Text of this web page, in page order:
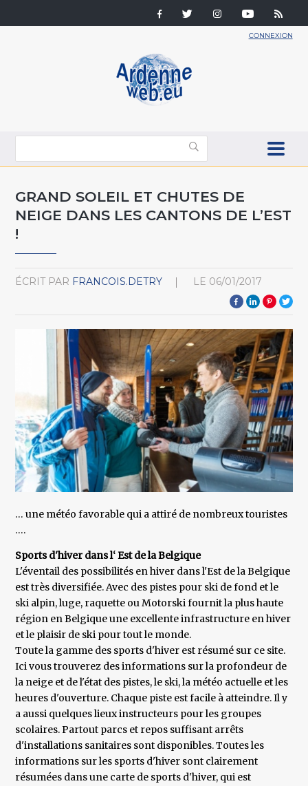
CONNEXION
GRAND SOLEIL ET CHUTES DE
NEIGE DANS LES CANTONS DE L’EST
!
ÉCRIT PAR FRANCOIS.DETRY LE 06/01/2017
… une météo favorable qui a attiré de nombreux touristes
….
Sports d'hiver dans l‘ Est de la Belgique
L'éventail des possibilités en hiver dans l'Est de la Belgique
est très diversifiée. Avec des pistes pour ski de fond et le
ski alpin, luge, raquette ou Motorski fournit la plus haute
région en Belgique une excellente infrastructure en hiver
et le plaisir de ski pour tout le monde.
Toute la gamme des sports d'hiver est résumé sur ce site.
Ici vous trouverez des informations sur la profondeur de
la neige et de l'état des pistes, le ski, la météo actuelle et les
heures d'ouverture. Chaque piste est facile à atteindre. Il y
a aussi quelques lieux instructeurs pour les groupes
scolaires. Partout parcs et repos suffisant arrêts
d'installations sanitaires sont disponibles. Toutes les
informations sur les sports d'hiver sont clairement
résumées dans une carte de sports d'hiver, qui est